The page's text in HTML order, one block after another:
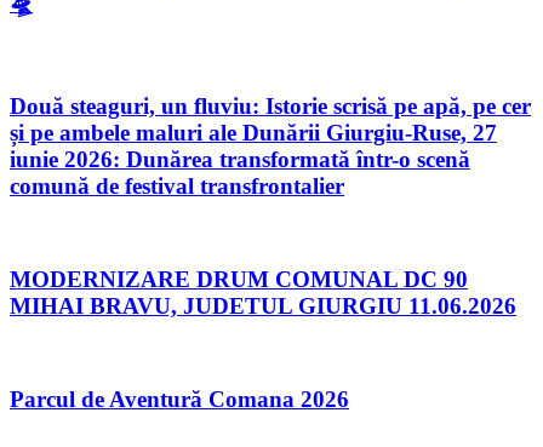
Două steaguri, un fluviu: Istorie scrisă pe apă, pe cer
și pe ambele maluri ale Dunării Giurgiu-Ruse, 27
iunie 2026: Dunărea transformată într-o scenă
comună de festival transfrontalier
MODERNIZARE DRUM COMUNAL DC 90
MIHAI BRAVU, JUDETUL GIURGIU 11.06.2026
Parcul de Aventură Comana 2026